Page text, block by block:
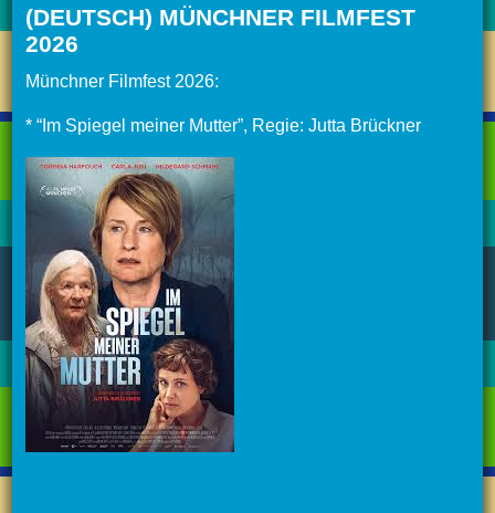
(DEUTSCH) MÜNCHNER FILMFEST
2026
Münchner Filmfest 2026:
* “Im Spiegel meiner Mutter”, Regie: Jutta Brückner